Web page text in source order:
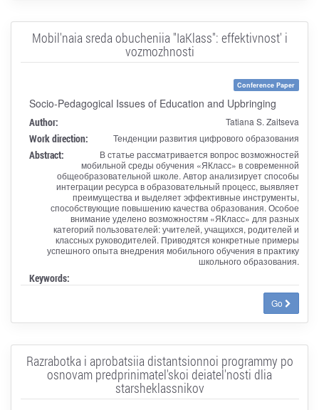
Mobil'naia sreda obucheniia "IaKlass": effektivnost' i
vozmozhnosti
Conference Paper
Socio-Pedagogical Issues of Education and Upbringing
Author: Tatiana S. Zaitseva
Work direction: Тенденции развития цифрового образования
Abstract:
В статье рассматривается вопрос возможностей
мобильной среды обучения «ЯКласс» в современной
общеобразовательной школе. Автор анализирует способы
интеграции ресурса в образовательный процесс, выявляет
преимущества и выделяет эффективные инструменты,
способствующие повышению качества образования. Особое
внимание уделено возможностям «ЯКласс» для разных
категорий пользователей: учителей, учащихся, родителей и
классных руководителей. Приводятся конкретные примеры
успешного опыта внедрения мобильного обучения в практику
школьного образования.
Keywords:
Go
Razrabotka i aprobatsiia distantsionnoi programmy po
osnovam predprinimatel'skoi deiatel'nosti dlia
starsheklassnikov